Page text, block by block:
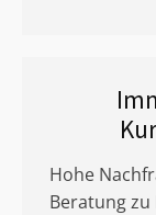
Hohe
Beratung zu